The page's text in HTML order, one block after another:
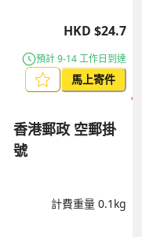
HKD $24.7
預計 9-14 工作日到達
馬上寄件
香港郵政 空郵掛
號
計費重量 0.1 kg